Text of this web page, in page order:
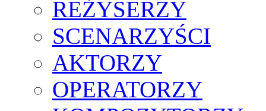
REŻYSERZY
SCENARZYŚCI
AKTORZY
OPERATORZY